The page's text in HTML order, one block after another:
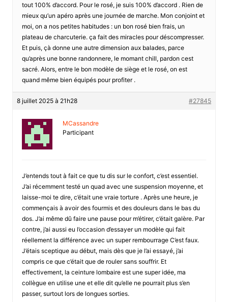
tout 100% d’accord. Pour le rosé, je suis 100% d’accord . Rien de
mieux qu’un apéro après une journée de marche. Mon conjoint et
moi, on a nos petites habitudes : un bon rosé bien frais, un
plateau de charcuterie. ça fait des miracles pour déscompresser.
Et puis, çà donne une autre dimension aux balades, parce
qu’après une bonne randonnere, le momant chill, pardon cest
sacré. Alors, entre le bon modèle de siège et le rosé, on est
quand même bien équipés pour profiter .
8 juillet 2025 à 21h28 #27845
MCassandre
Participant
J’entends tout à fait ce que tu dis sur le confort, c’est essentiel.
J’ai récemment testé un quad avec une suspension moyenne, et
laisse-moi te dire, c’était une vraie torture . Après une heure, je
commençais à avoir des fourmis et des douleurs dans le bas du
dos. J’ai même dû faire une pause pour m’étirer, c’était galère. Par
contre, j’ai aussi eu l’occasion d’essayer un modèle qui fait
réellement la différence avec un super rembourrage C’est faux.
J’étais sceptique au début, mais dès que je l’ai essayé, j’ai
compris ce que c’était que de rouler sans souffrir. Et
effectivement, la ceinture lombaire est une super idée, ma
collègue en utilise une et elle dit qu’elle ne pourrait plus s’en
passer, surtout lors de longues sorties.